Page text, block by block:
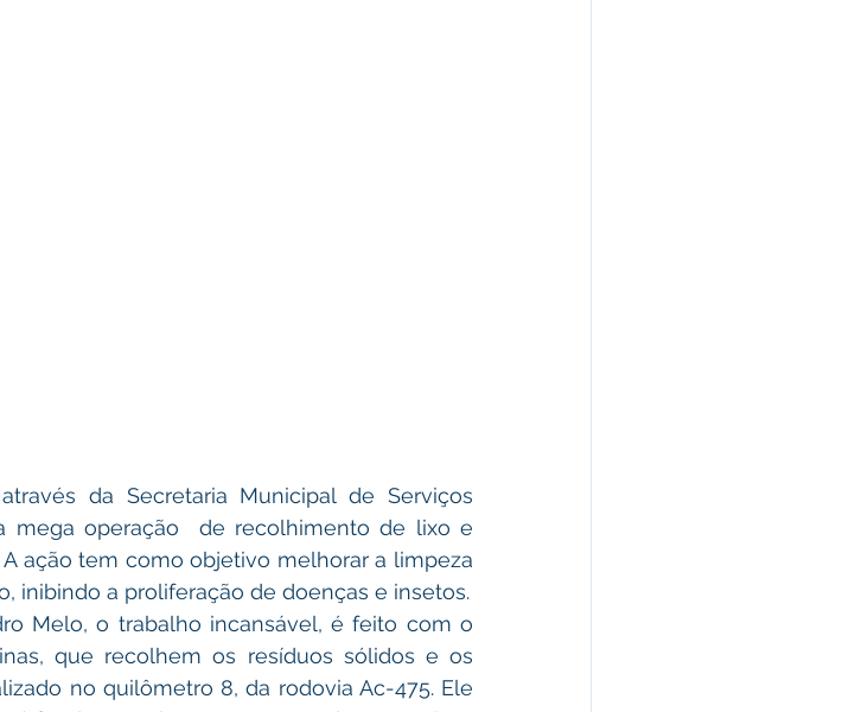
mega operação  de recolhimento de lixo e
ação tem como objetivo melhorar a limpeza
inibindo a proliferação de doenças e insetos.
que recolhem os resíduos sólidos e os
no quilômetro 8, da rodovia Ac-475. Ele